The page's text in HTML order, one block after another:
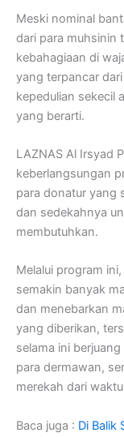
Meski nominal
dari para muhsinin
kebahagiaan di
yang terpancar
kepedulian sekecil
yang berarti.
LAZNAS Al Irsyad
keberlangsungan
para donatur yang
dan sedekahnya
membutuhkan.
Melalui program
semakin banyak
dan menebarkan
yang diberikan,
selama ini
para dermawan,
merekah dari
Baca juga : Di Balik